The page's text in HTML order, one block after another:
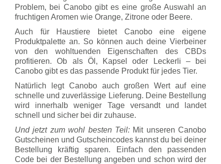
Problem, bei Canobo gibt es eine große Auswahl an
fruchtigen Aromen wie Orange, Zitrone oder Beere.
Auch für Haustiere bietet Canobo eine eigene
Produktpalette an. So können auch deine Vierbeiner
von den wohltuenden Eigenschaften des CBDs
profitieren. Ob als Öl, Kapsel oder Leckerli – bei
Canobo gibt es das passende Produkt für jedes Tier.
Natürlich legt Canobo auch großen Wert auf eine
schnelle und zuverlässige Lieferung. Deine Bestellung
wird innerhalb weniger Tage versandt und landet
schnell und sicher bei dir zuhause.
Und jetzt zum wohl besten Teil:Mit unseren Canobo
Gutscheinen und Gutscheincodes kannst du bei deiner
Bestellung kräftig sparen. Einfach den passenden
Code bei der Bestellung angeben und schon wird der